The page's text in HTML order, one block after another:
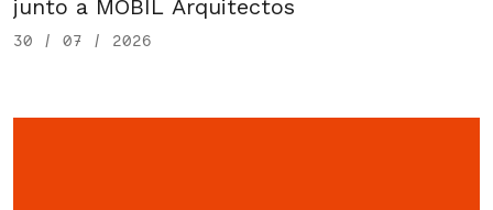
junto a MOBIL Arquitectos
30 / 07 / 2026